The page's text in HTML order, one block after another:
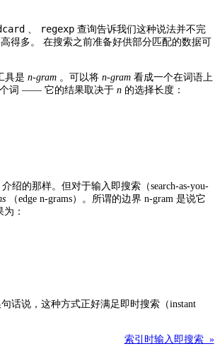
regexp查询告诉我们这种说法并不完
得多。
在搜索之前准备好供部分匹配的数据可
具是 n-gram。 可以将 n-gram看成一个在词语上
词 —— 它的结果取决于 n的选择长度：
介绍的那样。但对于输入即搜索（search-as-you-
（edge n-grams）。 所谓的边界 n-gram 是说它
：
话说，这种方式正好满足即时搜索（instant
索引时输入即搜索 »